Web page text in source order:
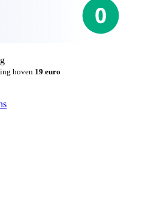
boven 19 euro